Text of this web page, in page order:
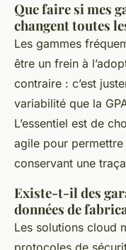
Que faire si mes
changent toutes
Les gammes
être un frein à
contraire : c’est
variabilité que la
L’essentiel est de
agile pour
conservant une
Existe-t-il des
données de
Les solutions cloud
protocoles de